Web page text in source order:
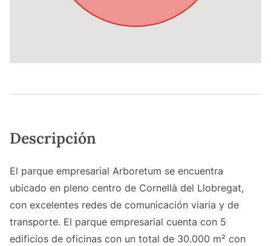
Descripción
El parque empresarial Arboretum se encuentra
ubicado en pleno centro de Cornellà del Llobregat,
con excelentes redes de comunicación viaria y de
transporte. El parque empresarial cuenta con 5
edificios de oficinas con un total de 30.000 m² con